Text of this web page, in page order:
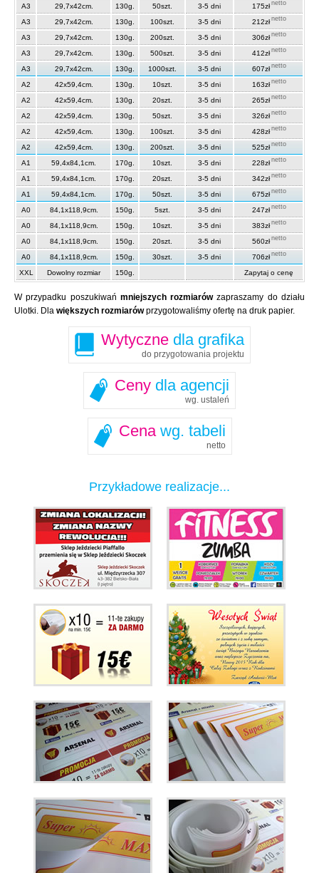
A3 29,7x42cm. 130g. 50szt. 3-5 dni 175zł netto
A3 29,7x42cm. 130g. 100szt. 3-5 dni 212zł netto
A3 29,7x42cm. 130g. 200szt. 3-5 dni 306zł netto
A3 29,7x42cm. 130g. 500szt. 3-5 dni 412zł netto
A3 29,7x42cm. 130g. 1000szt. 3-5 dni 607zł netto
A2 42x59,4cm. 130g. 10szt. 3-5 dni 163zł netto
A2 42x59,4cm. 130g. 20szt. 3-5 dni 265zł netto
A2 42x59,4cm. 130g. 50szt. 3-5 dni 326zł netto
A2 42x59,4cm. 130g. 100szt. 3-5 dni 428zł netto
A2 42x59,4cm. 130g. 200szt. 3-5 dni 525zł netto
A1 59,4x84,1cm. 170g. 10szt. 3-5 dni 228zł netto
A1 59,4x84,1cm. 170g. 20szt. 3-5 dni 342zł netto
A1 59,4x84,1cm. 170g. 50szt. 3-5 dni 675zł netto
A0 84,1x118,9cm. 150g. 5szt. 3-5 dni 247zł netto
A0 84,1x118,9cm. 150g. 10szt. 3-5 dni 383zł netto
A0 84,1x118,9cm. 150g. 20szt. 3-5 dni 560zł netto
A0 84,1x118,9cm. 150g. 30szt. 3-5 dni 706zł netto
XXL Dowolny rozmiar 150g. Zapytaj o cenę
W przypadku poszukiwań mniejszych rozmiarówzapraszamy do działu
Ulotki. Dla większych rozmiarówprzygotowaliśmy ofertę na druk papier.
Wytyczne dla grafika
do przygotowania projektu
Ceny dla agencji
wg. ustaleń
Cena wg. tabeli
netto
Przykładowe realizacje...